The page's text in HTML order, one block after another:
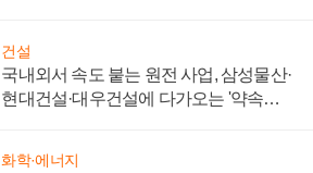
건설
국내외서 속도 붙는 원전 사업, 삼성물산·
현대건설·대우건설에 다가오는 '약속의
화학·에너지